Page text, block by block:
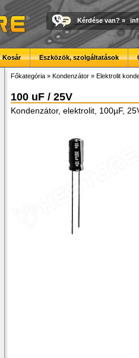
Kérdése van? »
Kosár Eszközök, szolgáltatások
Főkategória » Kondenzátor » Elektrolit
100 uF / 25V
Kondenzátor, elektrolit, 100µF,